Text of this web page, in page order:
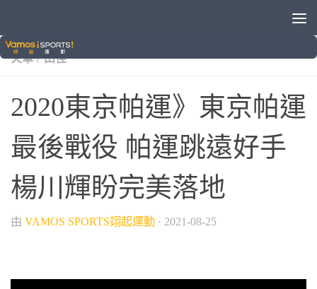
2020東京帕運
火車 / 田徑
2020東京帕運》東京帕運
最後戰役 帕運跳遠好手
楊川輝盼完美落地
由 VAMOS SPORTS翊起運動 · 2021-08-25